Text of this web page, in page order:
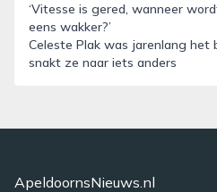
‘Vitesse is gered, wanneer
eens wakker?’
Celeste Plak was jarenlang het
snakt ze naar iets anders
ApeldoornsNieuws.nl